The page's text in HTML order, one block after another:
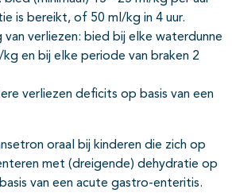
is bereikt, of 50 ml/kg in 4 uur.
van verliezen: bied bij elke waterdunne
en bij elke periode van braken 2
verliezen deficits op basis van een
oraal bij kinderen die zich op
met (dreigende) dehydratie op
van een acute gastro-enteritis.